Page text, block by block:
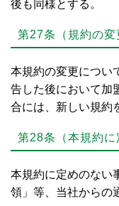
後も同様とする。
第27条（規約の変
本規約の変更につい
告した後において加
合には、新しい規約
第28条（本規約に
本規約に定めのない
領」等、当社からの